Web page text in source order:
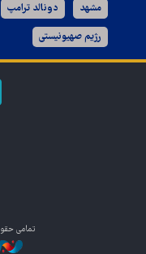
مشهد دونالد ترامپ
رژیم صهیونیستی
تمامی